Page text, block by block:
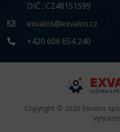
DIČ : CZ48151599
exvalos@exvalos.cz
+420 606 654 240
Copyright © 2026 Exvalos